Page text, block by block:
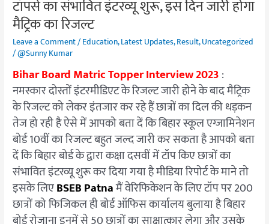
टॉपर्स का संभावित इंटरव्यू शुरू, इस दिन जारी होगा
मैट्रिक का रिजल्ट
Leave a Comment/Education,Latest Updates,Result,Uncategorized
/@Sunny Kumar
Bihar Board Matric Topper Interview 2023:
नमस्कार दोस्तों इंटरमीडिएट के रिजल्ट जारी होने के बाद मैट्रिक
के रिजल्ट को लेकर इंतजार कर रहे हैं छात्रों का दिल की धड़कन
तेज हो रही है ऐसे में आपको बता दें कि बिहार स्कूल एग्जामिनेशन
बोर्ड 10वीं का रिजल्ट बहुत जल्द जारी कर सकता है आपको बता
दें कि बिहार बोर्ड के द्वारा कक्षा दसवीं में टॉप किए छात्रों का
संभावित इंटरव्यू शुरू कर दिया गया है मीडिया रिपोर्ट के माने तो
इसके लिएBSEB Patnaमैं वेरिफिकेशन के लिए टॉप पर 200
छात्रों को फिजिकल ही बोर्ड ऑफिस कार्यालय बुलाया है बिहार
इस
दिन
जारी
होगा
मैट्रिक
का
रिजल्ट